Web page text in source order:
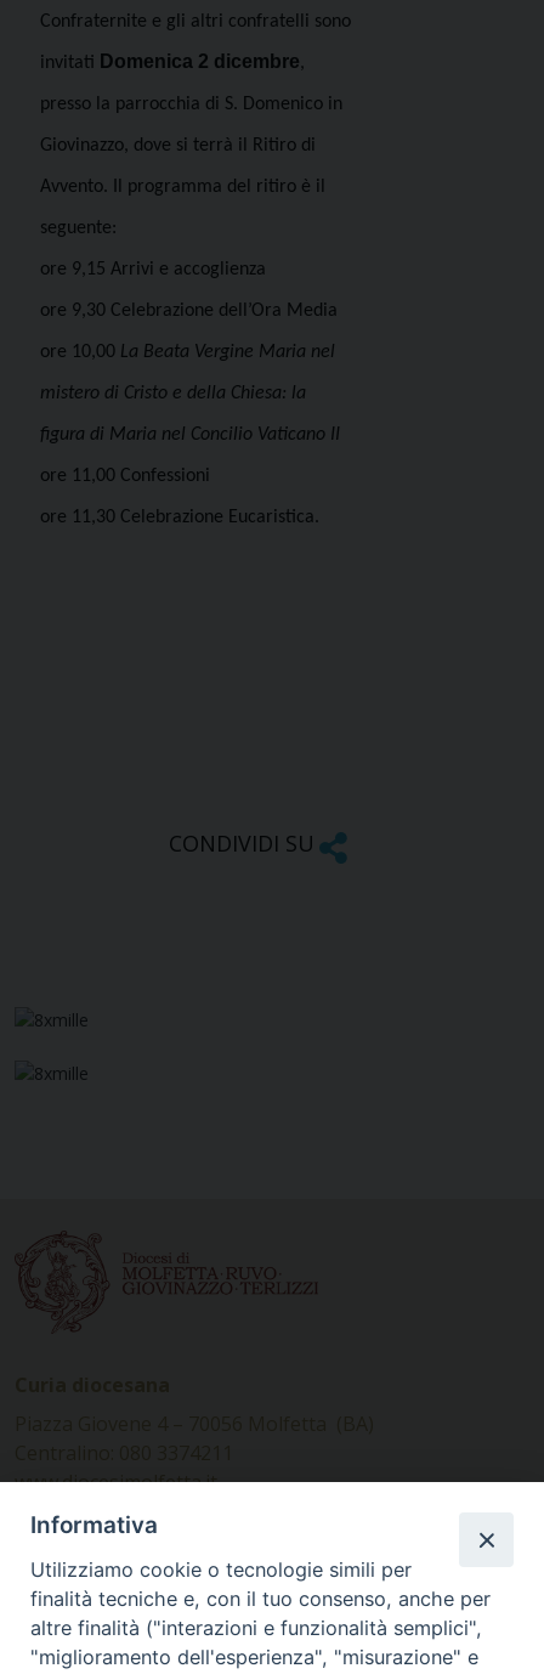
Confraternite e gli altri confratelli sono
invitati Domenica 2 dicembre,
presso la parrocchia di S. Domenico in
Giovinazzo, dove si terrà il Ritiro di
Avvento. Il programma del ritiro è il
seguente:
ore 9,15 Arrivi e accoglienza
ore 9,30 Celebrazione dell’Ora Media
ore 10,00 La Beata Vergine Maria nel
mistero di Cristo e della Chiesa: la
figura di Maria nel Concilio Vaticano II
ore 11,00 Confessioni
ore 11,30 Celebrazione Eucaristica.
CONDIVIDI SU
www.diocesimolfetta.it –
diocesimolfetta@pec.chiesacattolica.it
Ufficio Comunicazioni sociali
Piazza Giovene 4 – 70056 Molfetta (BA)
comunicazionisociali@diocesimolfetta.it
Informativa
Utilizziamo cookie o tecnologie simili per
finalità tecniche e, con il tuo consenso, anche per
altre finalità ("interazioni e funzionalità semplici",
"miglioramento dell'esperienza", "misurazione" e